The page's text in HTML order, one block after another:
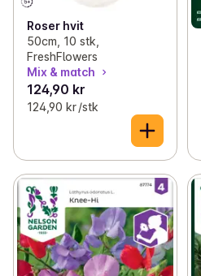
Roser hvit
50cm, 10 stk,
FreshFlowers
Mix & match
124,90 kr
124,90 kr /stk